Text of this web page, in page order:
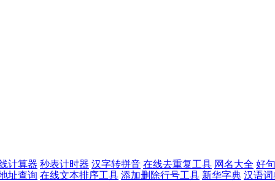
计算器 秒表计时器 汉字转拼音 在线去重复工具 网名大全 好
址查询 在线文本排序工具 添加删除行号工具 新华字典 汉语词